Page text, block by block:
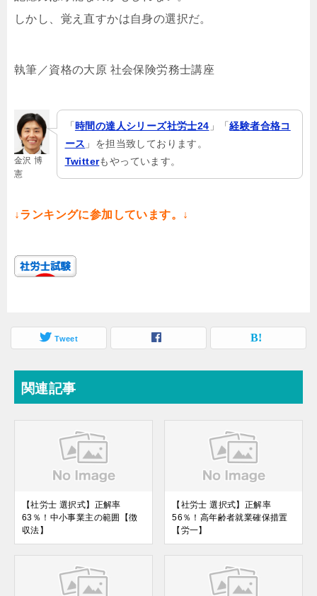
しかし、覚え直すかは自身の選択だ。
執筆／資格の大原 社会保険労務士講座
金沢 博
憲
「 時間の達人シリーズ社労士24 」「経験者合格コ
ース 」を担当致しております。
Twitterもやっています。
↓ランキングに参加しています。↓
Tweet
関連記事
【社労士 選択式】正解率
63％！中小事業主の範囲【徴
収法】
【社労士 選択式】正解率
56％！高年齢者就業確保措置
【労一】